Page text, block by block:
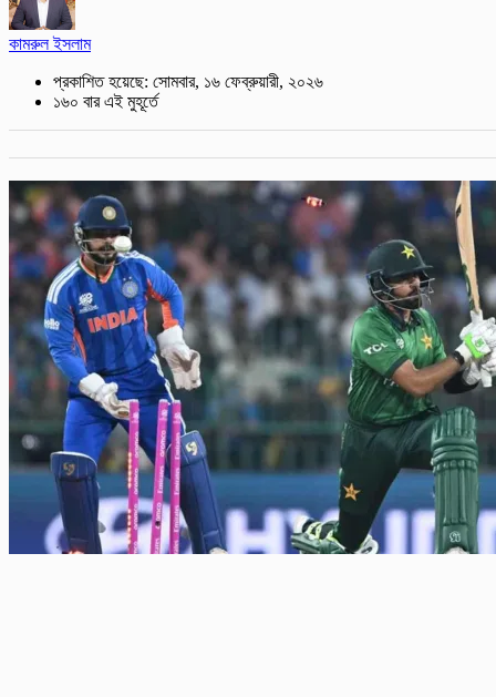
কামরুল ইসলাম
প্রকাশিত হয়েছে: সোমবার, ১৬ ফেব্রুয়ারী, ২০২৬
১৬০ বার এই মুহূর্তে